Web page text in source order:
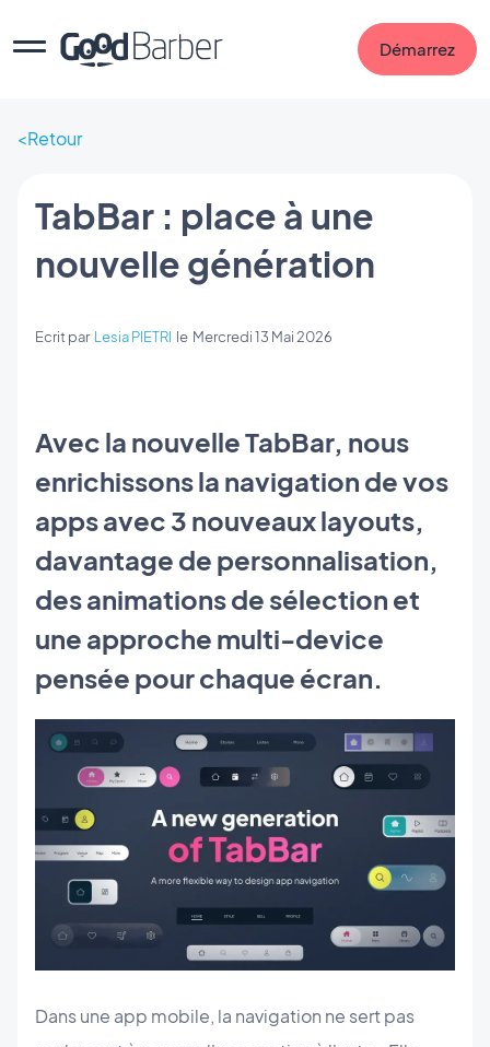
Démarrez
Retour
TabBar : place à une
nouvelle génération
Ecrit par Lesia PIETRI le Mercredi 13 Mai 2026
Avec la nouvelle TabBar, nous
enrichissons la navigation de vos
apps avec 3 nouveaux layouts,
davantage de personnalisation,
des animations de sélection et
une approche multi-device
pensée pour chaque écran.
Dans une app mobile, la navigation ne sert pas